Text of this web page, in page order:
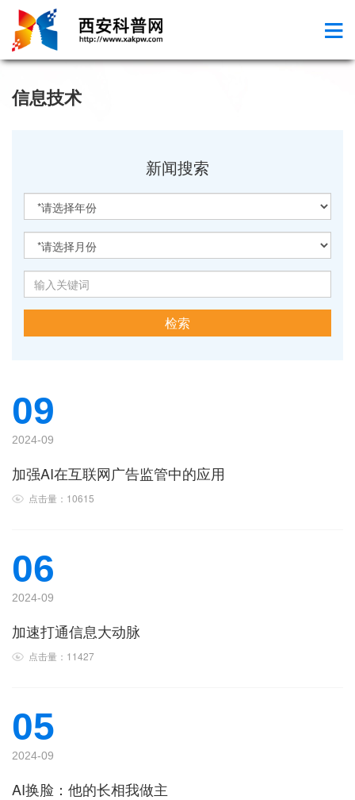
信息技术
新闻搜索
09
2024-09
加强AI在互联网广告监管中的应用
点击量：10615
06
2024-09
加速打通信息大动脉
点击量：11427
05
2024-09
AI换脸：他的长相我做主